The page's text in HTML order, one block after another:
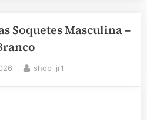
Soquetes Masculina –
By
shop_jr1